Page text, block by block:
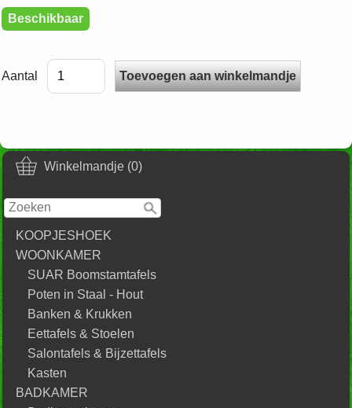
Winkelmandje (0)
KOOPJESHOEK
WOONKAMER
SUAR Boomstamtafels
Poten in Staal - Hout
Banken & Krukken
Eettafels & Stoelen
Salontafels & Bijzettafels
Kasten
BADKAMER
Beschikbaar
Aantal